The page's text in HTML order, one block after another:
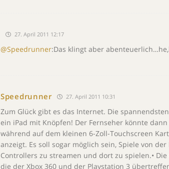
27. April 2011 12:17
@Speedrunner:Das klingt aber
Speedrunner 27. April 2011 10:31
Zum Glück gibt es das Internet. Die
ein iPad mit Knöpfen! Der Fernseher könnte
während auf dem kleinen 6-Zoll-Touchscreen
anzeigt. Es soll sogar möglich sein, Spiele von
Controllers zu streamen und dort zu spielen.•
die der Xbox 360 und der Playstation 3